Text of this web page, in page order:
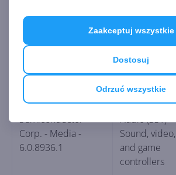
Odrzuć wszystkie
Dostosuj
Zaakceptuj wszystkie
Corp. -
SoftwareComponent
- 11.0.6000.92
Software
Realtek
Semiconductor
Corp. - Media -
6.0.8936.1
Realtek High
Definition
Audio (SST) -
Sound, video,
and game
controllers